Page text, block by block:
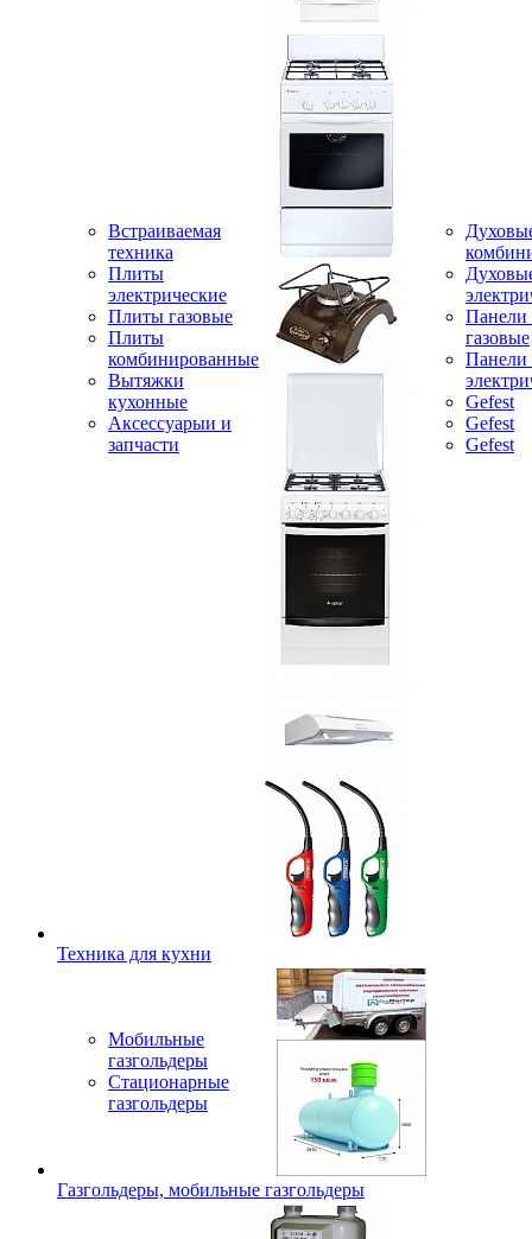
Встраиваемая
техника
Плиты
электрические
Плиты газовые
Плиты
комбинированные
Вытяжки
кухонные
Аксессуарыи и
запчасти
Панели
газовые
Панели
Gefest
Gefest
Gefest
Техника для кухни
Мобильные
газгольдеры
Стационарные
газгольдеры
Газгольдеры, мобильные газгольдеры